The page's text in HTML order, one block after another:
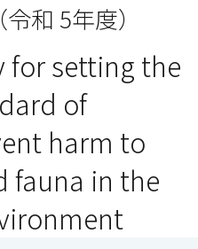
和 5年度）
for setting the
of
harm to
fauna in the